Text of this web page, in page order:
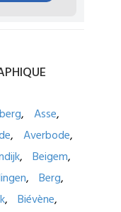
Asse
Averbode
Beigem
Berg
Biévène